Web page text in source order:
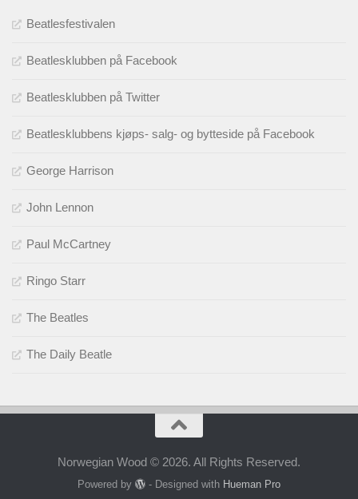
Beatlesfestivalen
Beatlesklubben på Facebook
Beatlesklubben på Twitter
Beatlesklubbens kjøps- salg- og bytteside på Facebook
George Harrison
John Lennon
Paul McCartney
Ringo Starr
The Beatles
The Daily Beatle
Norwegian Wood © 2026. All Rights Reserved.
Powered by - Designed with Hueman Pro